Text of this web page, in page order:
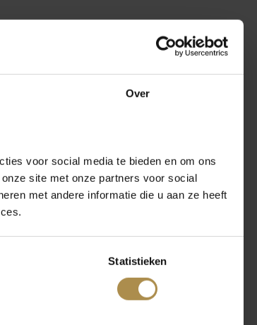
Over
voor social media te bieden en om ons
site met onze partners voor social
met andere informatie die u aan ze heeft
Statistieken